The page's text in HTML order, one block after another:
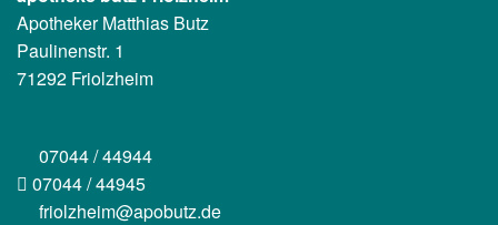
Apotheker Matthias Butz
Paulinenstr. 1
71292 Friolzheim
07044 / 44944
07044 / 44945
friolzheim@apobutz.de